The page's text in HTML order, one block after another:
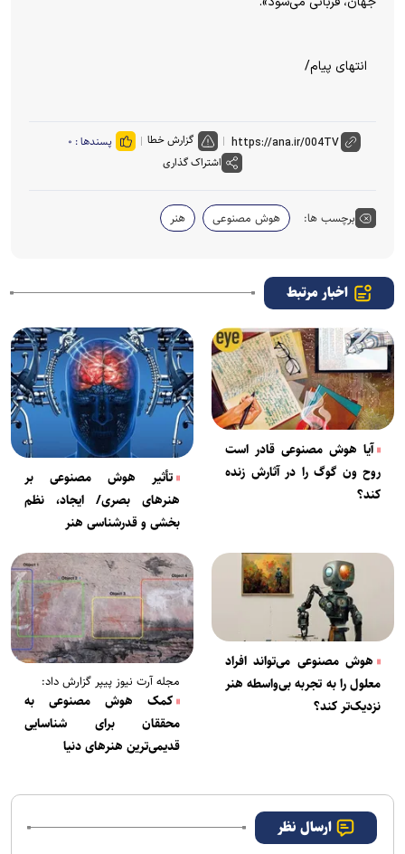
انتهای پیام/
گزارش خطا پسندها : ۰
اشتراک گذاری
برچسب ها: هوش مصنوعی هنر
اخبار مرتبط
آیا هوش مصنوعی قادر است
روح ون گوگ را در آثارش زنده
کند؟
تأثیر هوش مصنوعی بر
هنرهای بصری/ ایجاد، نظم
بخشی و قدرشناسی هنر
هوش مصنوعی می‌تواند افراد
معلول را به تجربه بی‌واسطه هنر
نزدیک‌تر کند؟
مجله آرت نیوز پیپر گزارش داد:
کمک هوش مصنوعی به
محققان برای شناسایی
قدیمی‌ترین هنرهای دنیا
ارسال نظر